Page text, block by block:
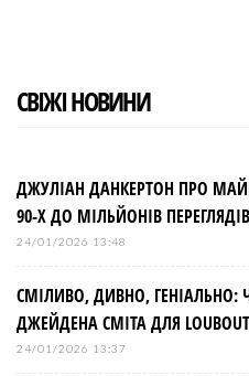
СВІЖІ НОВИНИ
ДЖУЛІАН ДАНКЕРТОН ПРО
90-Х ДО МІЛЬЙОНІВ
24/01/2026 13:48
СМІЛИВО, ДИВНО,
ДЖЕЙДЕНА СМІТА ДЛЯ
24/01/2026 13:37